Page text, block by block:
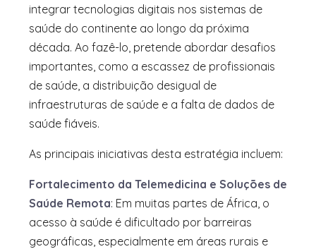
integrar tecnologias digitais nos sistemas de
saúde do continente ao longo da próxima
década. Ao fazê-lo, pretende abordar desafios
importantes, como a escassez de profissionais
de saúde, a distribuição desigual de
infraestruturas de saúde e a falta de dados de
saúde fiáveis.
As principais iniciativas desta estratégia incluem:
Fortalecimento da Telemedicina e Soluções de
Saúde Remota: Em muitas partes de África, o
acesso à saúde é dificultado por barreiras
geográficas, especialmente em áreas rurais e